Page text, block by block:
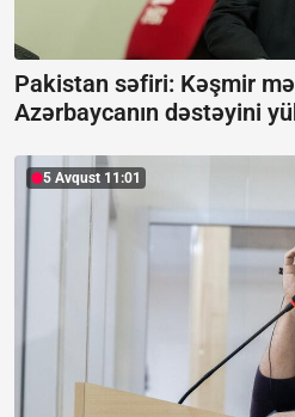
Pakistan səfiri: Kəşmir
Azərbaycanın dəstəyini
5 Avqust 11:01